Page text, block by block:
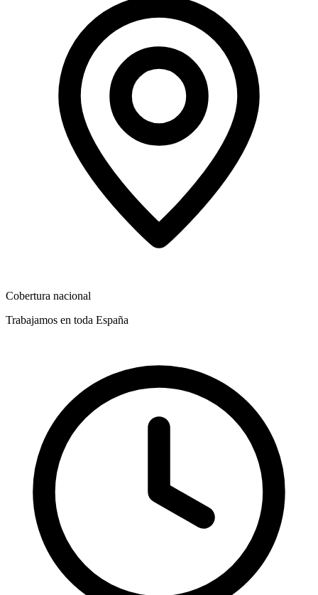
Cobertura nacional
Trabajamos en toda España